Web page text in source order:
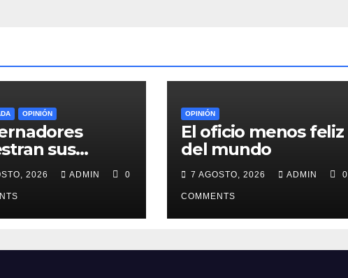
OPINIÓN
sus
2026 ADMIN 0
OPINIÓN
El oficio menos feliz
del mundo
7 AGOSTO, 2026 ADMIN 0
COMMENTS